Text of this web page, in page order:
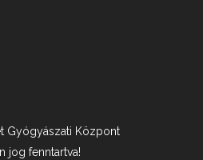
Gyógyászati Központ
jog fenntartva!